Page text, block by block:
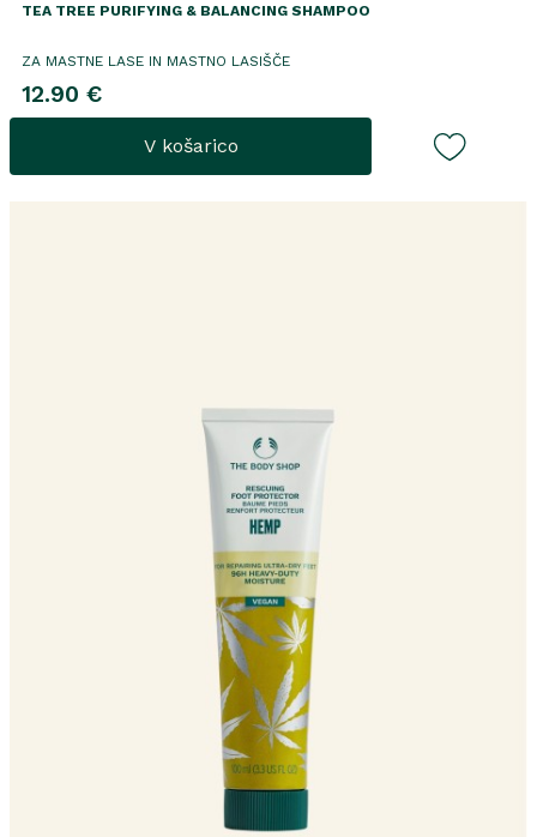
TEA TREE PURIFYING & BALANCING SHAMPOO
ZA MASTNE LASE IN MASTNO LASIŠČE
12.90 €
V košarico